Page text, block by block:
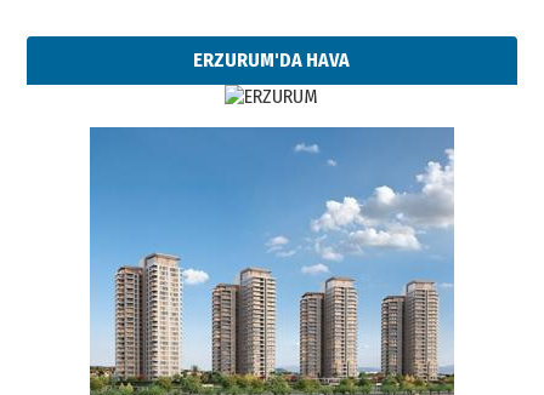
ERZURUM'DA HAVA
Esat BİNDESEN
Başkan Sekmen’den Erzurum’a
bir vizyon proje daha!
02 Ağustos 2026 Pazar